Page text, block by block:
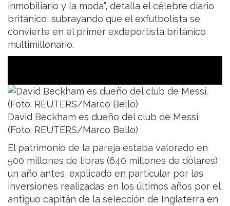
inmobiliario y la moda”, detalla el célebre diario
británico, subrayando que el exfutbolista se
convierte en el primer exdeportista británico
multimillonario.
David Beckham es dueño del club de Messi.
(Foto: REUTERS/Marco Bello)
El patrimonio de la pareja estaba valorado en
500 millones de libras (640 millones de dólares)
un año antes, explicado en particular por las
inversiones realizadas en los últimos años por el
antiguo capitán de la selección de Inglaterra en